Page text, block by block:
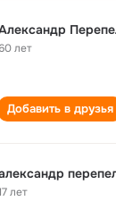
лет
Добавить в друзья
лет